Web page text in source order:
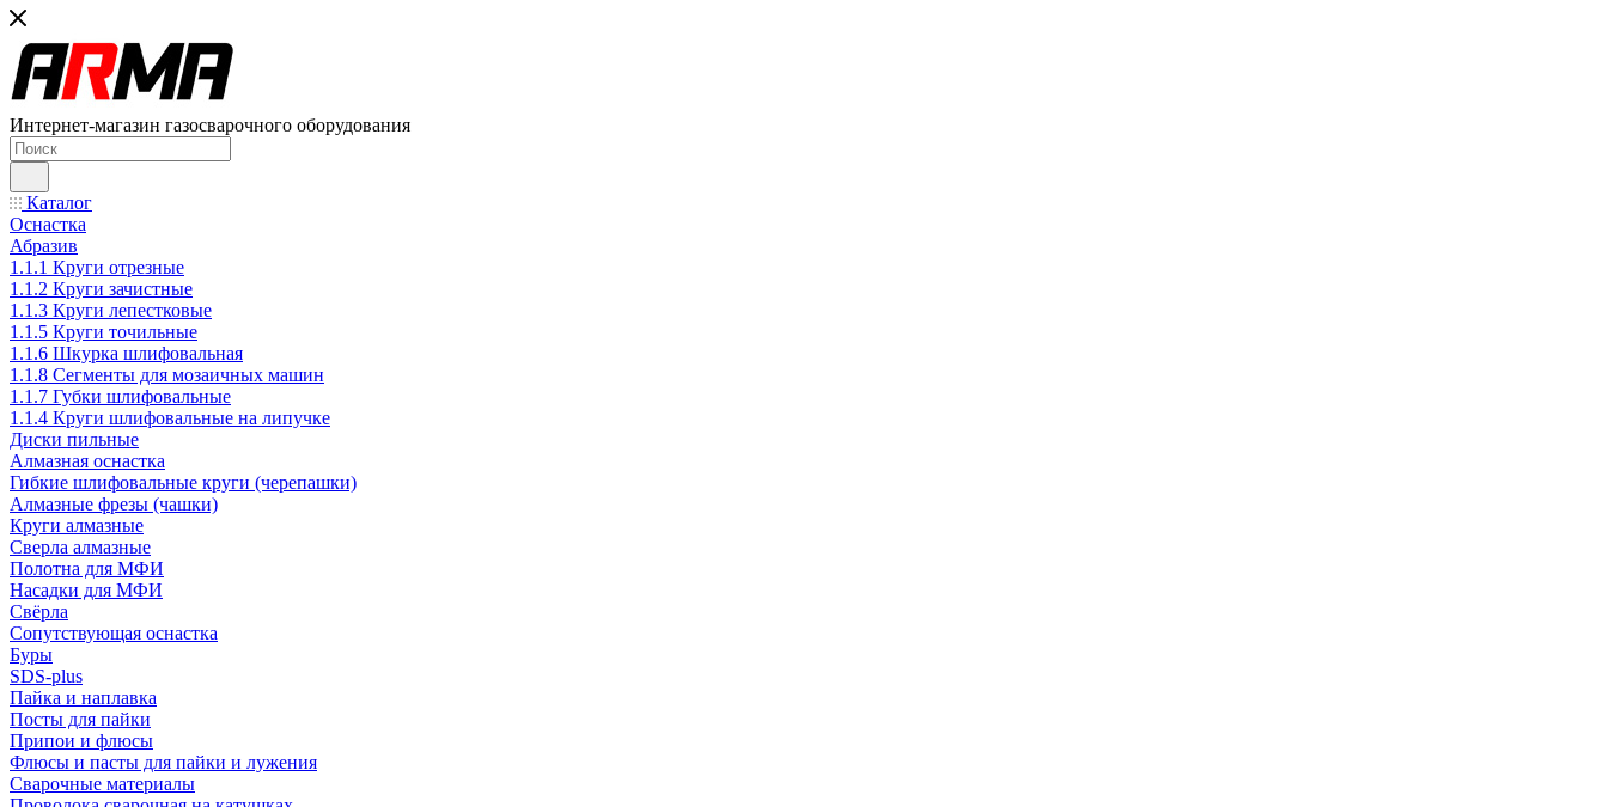
Интернет-магазин газосварочного оборудования
Каталог
Оснастка
Абразив
1.1.1 Круги отрезные
1.1.2 Круги зачистные
1.1.3 Круги лепестковые
1.1.5 Круги точильные
1.1.6 Шкурка шлифовальная
1.1.8 Сегменты для мозаичных машин
1.1.7 Губки шлифовальные
1.1.4 Круги шлифовальные на липучке
Диски пильные
Алмазная оснастка
Гибкие шлифовальные круги (черепашки)
Алмазные фрезы (чашки)
Круги алмазные
Сверла алмазные
Полотна для МФИ
Насадки для МФИ
Свёрла
Сопутствующая оснастка
Буры
SDS-plus
Пайка и наплавка
Посты для пайки
Припои и флюсы
Флюсы и пасты для пайки и лужения
Сварочные материалы